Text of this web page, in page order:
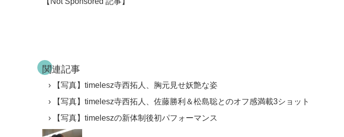
関連記事
【写真】timelesz寺西拓人、胸元見せ妖艶な姿
【写真】timelesz寺西拓人、佐藤勝利＆松島聡とのオフ感満載3ショット
【写真】timeleszの新体制後初パフォーマンス